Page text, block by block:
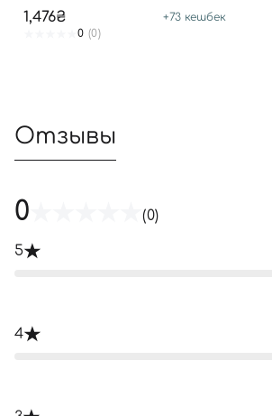
1,476₴ +73 кешбек
0 (0)
Отзывы
0 (0)
5
4